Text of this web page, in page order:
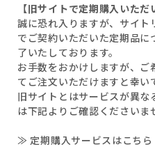
【旧サイトで定期購入いただ
誠に恐れ入りますが、サイト
でご契約いただいた定期品
了いたしております。
お手数をおかけしますが、
てご注文いただけますと幸い
旧サイトとはサービスが異
は下記よりご確認くださいま
≫ 定期購入サービスはこちら